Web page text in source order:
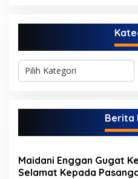
K
g
Berita
Maidani Enggan Gugat
Selamat Kepada